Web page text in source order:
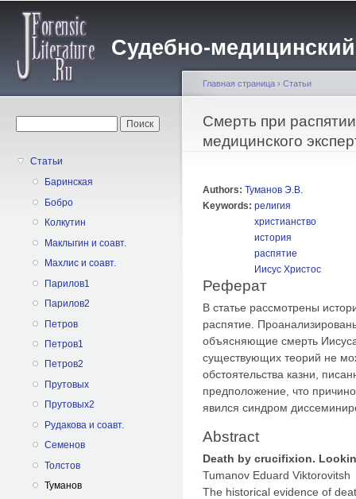
Судебно-
Статьи
Баринская
Бобро
Колкутин
Маклыгин и соавт.
Махлис и соавт.
Парилов1
Парилов2
Петров
Петров1
Петров2
Прутовых
Прутовых2
Рудакова и соавт.
Семенов
Толстов
Туманов
Вы здесь
Главная страница › Статьи
Смерть при
медицинского
Authors: Туманов Э.В.
Keywords: религия
христианство
история
распятие
Иисус Христос
Реферат
В статье рассмотрены
распятие.
объясняющие смерть
существующих теорий не
обстоятельства казни,
предположение, что
явился синдром
Abstract
Death by crucifixion.
Tumanov Eduard Viktorovitsh
The historical evidence of